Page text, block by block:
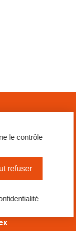
le contrôle
refuser